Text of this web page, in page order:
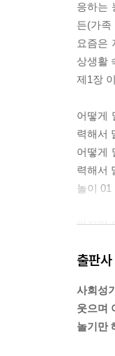
응하는
든(가족
요즘은
상생활
제1장
어떻게
력해서
어떻게
력해서
놀이 01
마지막
아이가
놀이 18
화가
출판
사회성
웃으며
놀기만